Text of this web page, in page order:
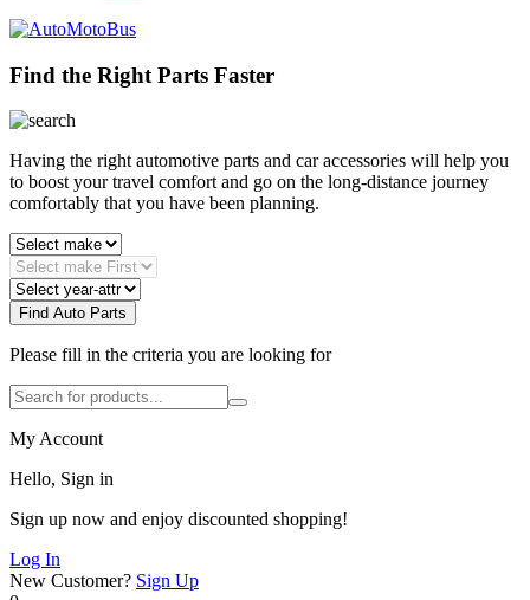
Find the Right Parts Faster
Having the right automotive parts and car accessories will help you
to boost your travel comfort and go on the long-distance journey
comfortably that you have been planning.
Find Auto Parts
Please fill in the criteria you are looking for
My Account
Hello, Sign in
Sign up now and enjoy discounted shopping!
Log In
New Customer? Sign Up